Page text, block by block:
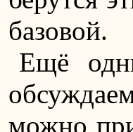
базовой.
Ещё
можно